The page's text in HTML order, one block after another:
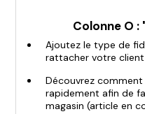
Colonne O
Ajoutez le type de
rattacher votre client
Découvrez
rapidement afin de
magasin (article en